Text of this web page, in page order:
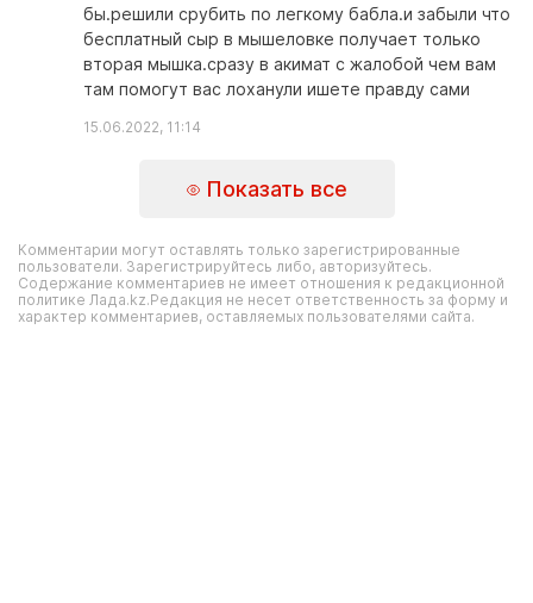
бы.решили срубить по легкому бабла.и забыли что
бесплатный сыр в мышеловке получает только
вторая мышка.сразу в акимат с жалобой чем вам
там помогут вас лоханули ишете правду сами
15.06.2022, 11:14
Показать все
Комментарии могут оставлять только зарегистрированные
пользователи. Зарегистрируйтесь либо, авторизуйтесь.
Содержание комментариев не имеет отношения к редакционной
политике Лада.kz.Редакция не несет ответственность за форму и
характер комментариев, оставляемых пользователями сайта.